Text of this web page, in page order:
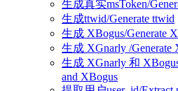
生成真实msToken/
生成ttwid/Generate ttwid
生成 XBogus/Generate
生成 XGnarly /Generate
生成 XGnarly 和
and XBogus